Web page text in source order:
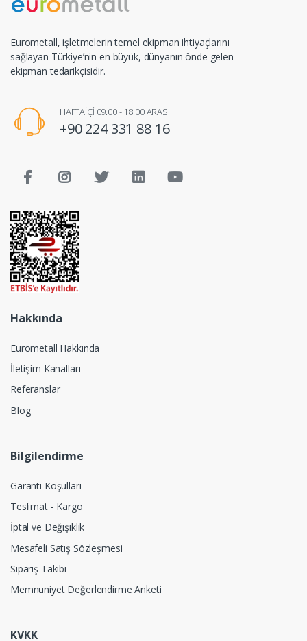
Eurometall, işletmelerin temel ekipman ihtiyaçlarını
sağlayan Türkiye’nin en büyük, dünyanın önde gelen
ekipman tedarikçisidir.
HAFTAİÇİ 09.00 - 18.00 ARASI
+90 224 331 88 16
Hakkında
Eurometall Hakkında
İletişim Kanalları
Referanslar
Blog
Bilgilendirme
Garanti Koşulları
Teslimat - Kargo
İptal ve Değişiklik
Mesafeli Satış Sözleşmesi
Sipariş Takibi
Memnuniyet Değerlendirme Anketi
KVKK